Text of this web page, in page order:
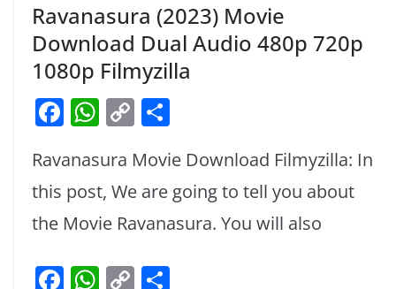
Ravanasura (2023) Movie
Download Dual Audio 480p 720p
1080p Filmyzilla
F
c
e
b
W
at
s
A
C
p
y
Li
ar
e
Ravanasura Movie Download Filmyzilla: In
this post, We are going to tell you about
the Movie Ravanasura. You will also
F W C